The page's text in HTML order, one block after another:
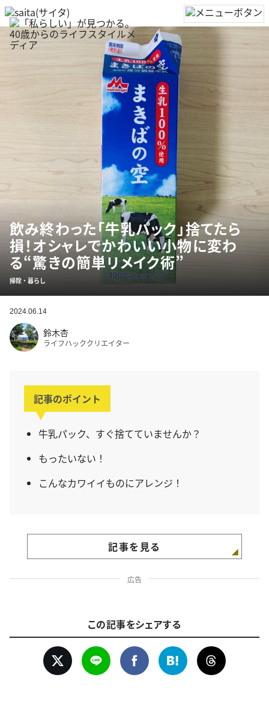
飲み終わった「牛乳パック」捨てたら
損！オシャレでかわいい小物に変わ
る“驚きの簡単リメイク術”
掃除・暮らし
2024.06.14
鈴木杏
ライフハッククリエイター
記事のポイント
牛乳パック、すぐ捨てていませんか？
もったいない！
こんなカワイイものにアレンジ！
記事を見る
広告
この記事をシェアする